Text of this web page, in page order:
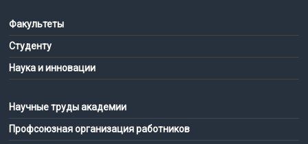
Факультеты
Студенту
Наука и инновации
Научные труды академии
Профсоюзная организация работников